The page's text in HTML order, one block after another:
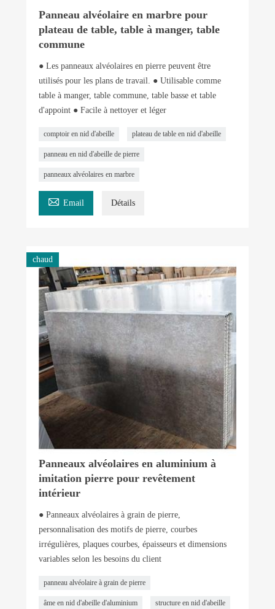
Panneau alvéolaire en marbre pour
plateau de table, table à manger, table
commune
● Les panneaux alvéolaires en pierre peuvent être
utilisés pour les plans de travail. ● Utilisable comme
table à manger, table commune, table basse et table
d'appoint ● Facile à nettoyer et léger
comptoir en nid d'abeille plateau de table en nid d'abeille
panneau en nid d'abeille de pierre
panneaux alvéolaires en marbre
 Email Détails
chaud
Panneaux alvéolaires en aluminium à
imitation pierre pour revêtement
intérieur
● Panneaux alvéolaires à grain de pierre,
personnalisation des motifs de pierre, courbes
irrégulières, plaques courbes, épaisseurs et dimensions
variables selon les besoins du client
panneau alvéolaire à grain de pierre
âme en nid d'abeille d'aluminium structure en nid d'abeille